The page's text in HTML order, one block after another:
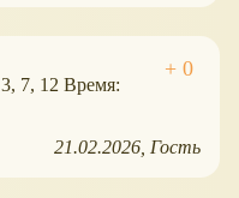
7, 12 Время:
21.02.2026 Гость